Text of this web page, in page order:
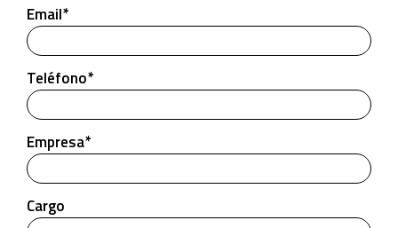
Email*
Teléfono*
Empresa*
Cargo